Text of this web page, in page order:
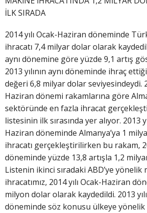
İLK SIRADA
2014 yılı Ocak-Haziran döneminde
ihracatı 7,4 milyar dolar olarak
aynı dönemine göre yüzde 9,1 artış
2013 yılının aynı döneminde ihraç
değeri 6,8 milyar dolar seviyesindeydi.
Haziran dönemi rakamlarına göre
sektöründe en fazla ihracat
listesinin ilk sırasında yer alıyor. 2013
Haziran döneminde Almanya’ya 1
ihracatı gerçekleştirilirken bu rakam,
döneminde yüzde 13,8 artışla 1,2
Listenin ikinci sıradaki ABD’ye yönelik
ihracatımız, 2014 yılı Ocak-Haziran
milyon dolar olarak kaydedildi. 2013
döneminde söz konusu ülkeye yönelik